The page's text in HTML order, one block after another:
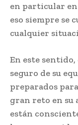
en particular en
eso siempre se
cualquier
En este
seguro de su
preparados
gran reto en su
están